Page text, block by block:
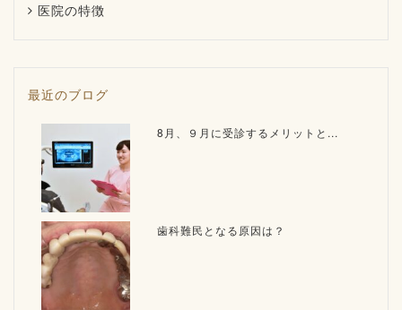
医院の特徴
最近のブログ
8月、９月に受診するメリットと...
歯科難民となる原因は？